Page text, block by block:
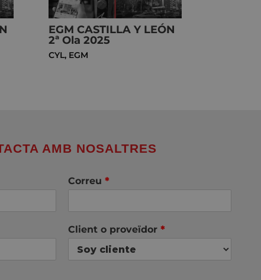
EGM CASTILLA Y LEÓN
2ª Ola 2025
CYL, EGM
AMB NOSALTRES
Correu *
Client o proveïdor *